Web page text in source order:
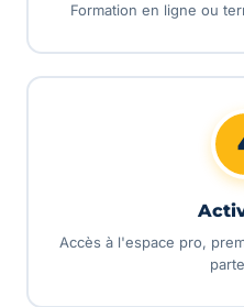
Formation en ligne ou
Accès à l'espace pro,